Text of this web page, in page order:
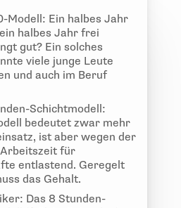
Modell: Ein halbes Jahr
halbes Jahr frei
gut? Ein solches
viele junge Leute
und auch im Beruf
Schichtmodell:
bedeutet zwar mehr
ist aber wegen der
für
entlastend. Geregelt
das Gehalt.
Das 8 Stunden-